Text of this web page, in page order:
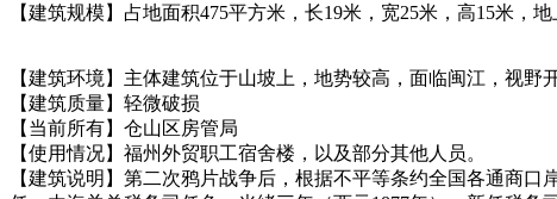
【建筑规模】占地面积475平方米，长19米，宽25米，高15米，
【建筑环境】主体建筑位于山坡上，地势较高，面临闽江，视
【建筑质量】轻微破损
【当前所有】仓山区房管局
【使用情况】福州外贸职工宿舍楼，以及部分其他人员。
【建筑说明】第二次鸦片战争后，根据不平等条约全国各通商